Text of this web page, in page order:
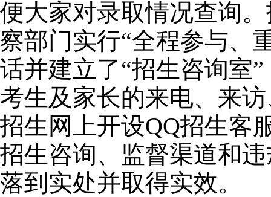
便大家对录取情况查询
察部门实行“全程参与、
话并建立了“招生咨询室”
考生及家长的来电、来
招生网上开设QQ招生客
招生咨询、监督渠道和
落到实处并取得实效。